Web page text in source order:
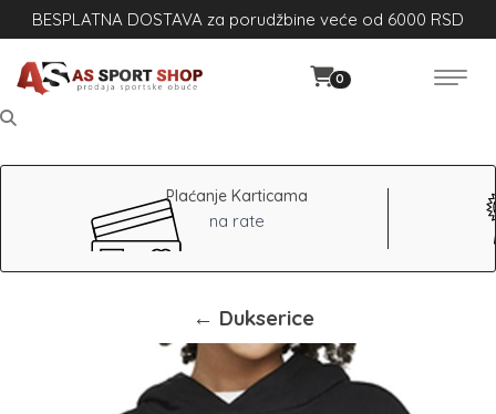
BESPLATNA DOSTAVA za porudžbine veće od 6000 RSD
0
Plaćanje Karticama
na rate
← Dukserice